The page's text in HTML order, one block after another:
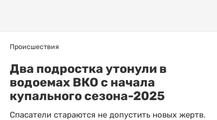
Происшествия
Два подростка утонули в
водоемах ВКО с начала
купального сезона-2025
Спасатели стараются не допустить новых жертв.